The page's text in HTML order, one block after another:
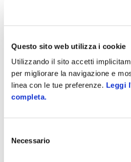
Questo sito web utilizza i cookie
Utilizzando il sito accetti
per migliorare la navigazione e
linea con le tue preferenze. Leggi
completa.
delNecessario